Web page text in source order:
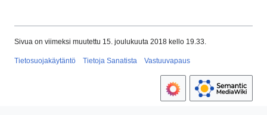
Sivua on viimeksi muutettu 15. joulukuuta 2018 kello 19.33.
Tietosuojakäytäntö Tietoja Sanatista Vastuuvapaus